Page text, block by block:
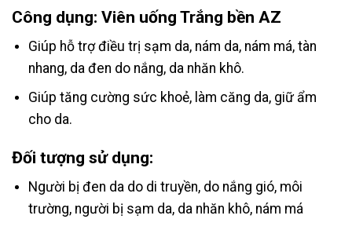
Công dụng: Viên uống Trắng bền AZ
Giúp hỗ trợ điều trị sạm da, nám da, nám má, tàn
nhang, da đen do nắng, da nhăn khô.
Giúp tăng cường sức khoẻ, làm căng da, giữ ẩm
cho da.
Đối tượng sử dụng:
Người bị đen da do di truyền, do nắng gió, môi
trường, người bị sạm da, da nhăn khô, nám má